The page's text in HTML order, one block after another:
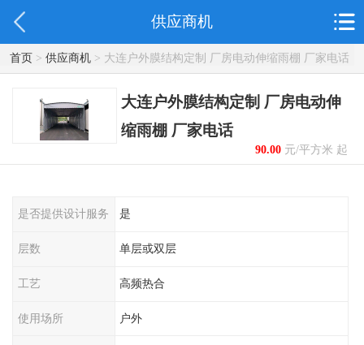
供应商机
首页> 供应商机> 大连户外膜结构定制 厂房电动伸缩雨棚 厂家电话
大连户外膜结构定制 厂房电动伸
缩雨棚 厂家电话
90.00元/平方米 起
是否提供设计服务 是
层数 单层或双层
工艺 高频热合
使用场所 户外